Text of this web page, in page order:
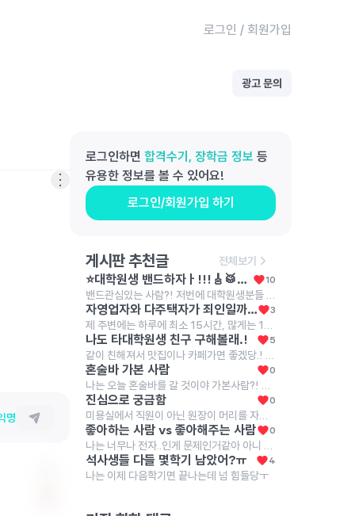
로그인 / 회원가입
광고 문의
명
로그인하면 합격수기, 장학금 정보 등
유용한 정보를 볼 수 있어요!
로그인/회원가입 하기
게시판 추천글 전체보기
⭐️대학원생 밴드하자ㅏ!!!🎸🥁🎹🎤⭐️ 10
자영업자와 다주택자가 죄인일까요? 3
나도 타대학원생 친구 구해볼래.! 5
혼술바 가본 사람 0
진심으로 궁금함 0
좋아하는 사람 vs 좋아해주는 사람 0
석사생들 다들 몇학기 남았어?ㅠ 4
나는 이제 다음학기면 끝나는데 넘 힘들당ㅜ